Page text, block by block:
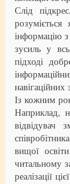
Слід
інформацію
зусиль у
підході
навігаційних
Із кожним
Наприклад,
вищої
читальному
реалізації